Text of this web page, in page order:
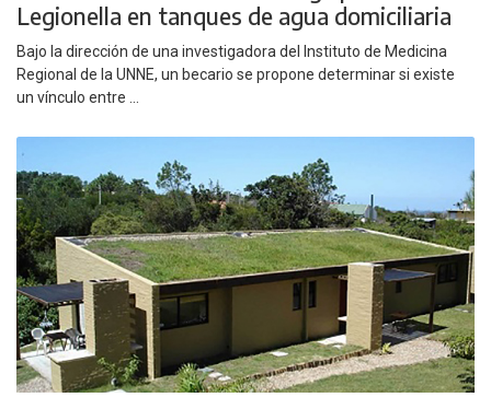
Legionella en tanques de agua domiciliaria
Bajo la dirección de una investigadora del Instituto de Medicina
Regional de la UNNE, un becario se propone determinar si existe
un vínculo entre ...